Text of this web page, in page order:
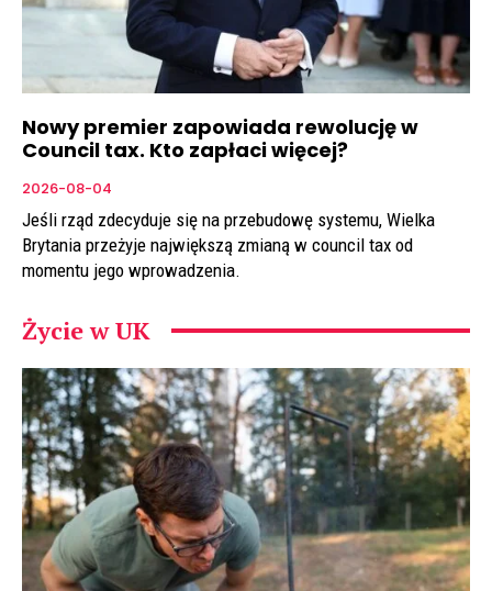
Nowy premier zapowiada rewolucję w
Council tax. Kto zapłaci więcej?
2026-08-04
Jeśli rząd zdecyduje się na przebudowę systemu, Wielka
Brytania przeżyje największą zmianą w council tax od
momentu jego wprowadzenia.
Życie w UK